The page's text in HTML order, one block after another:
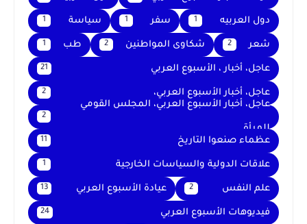
دول العربيه 1 سفر 1 سياسة 1
شعر 2 شكاوى المواطنين 2 طب 1
عاجل، أخبار ، الأسبوع العربي 21
عاجل، أخبار الأسبوع العربي، 2
عاجل، أخبار الأسبوع العربي، المجلس القومي
للمرأة
2
عظماء صنعوا التاريخ 11
علاقات الدولية والسياسات الخارجية 1
علم النفس 2 عيادة الأسبوع العربي 13
فيديوهات الأسبوع العربي 24